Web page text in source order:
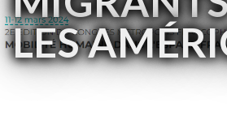
LES